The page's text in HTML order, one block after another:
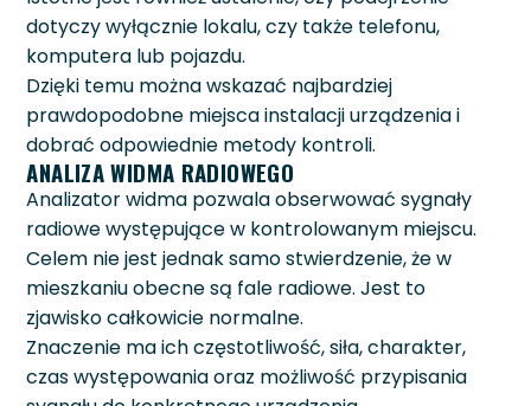
dotyczy wyłącznie lokalu, czy także telefonu,
komputera lub pojazdu.
Dzięki temu można wskazać najbardziej
prawdopodobne miejsca instalacji urządzenia i
dobrać odpowiednie metody kontroli.
ANALIZA WIDMA RADIOWEGO
Analizator widma pozwala obserwować sygnały
radiowe występujące w kontrolowanym miejscu.
Celem nie jest jednak samo stwierdzenie, że w
mieszkaniu obecne są fale radiowe. Jest to
zjawisko całkowicie normalne.
Znaczenie ma ich częstotliwość, siła, charakter,
czas występowania oraz możliwość przypisania